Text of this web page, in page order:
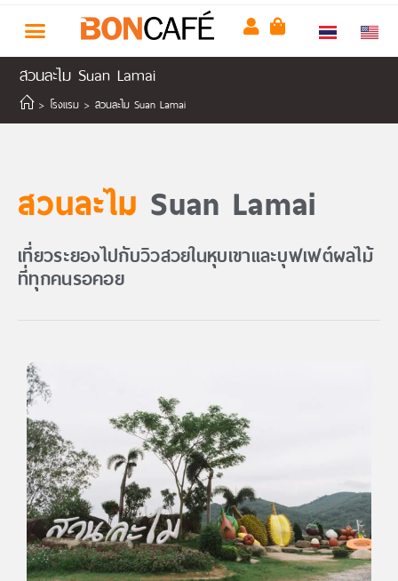
สวนละไม Suan Lamai
> โรงแรม > สวนละไม Suan Lamai
สวนละไม Suan Lamai
เที่ยวระยองไปกับวิวสวยในหุบเขาและบุฟเฟต์ผลไม้
ที่ทุกคนรอคอย